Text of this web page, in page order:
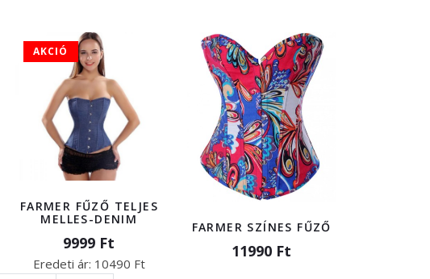
AKCIÓ
FARMER FŰZŐ TELJES
MELLES-DENIM
9999 Ft
Eredeti ár: 10490 Ft
FARMER SZÍNES FŰZŐ
11990 Ft